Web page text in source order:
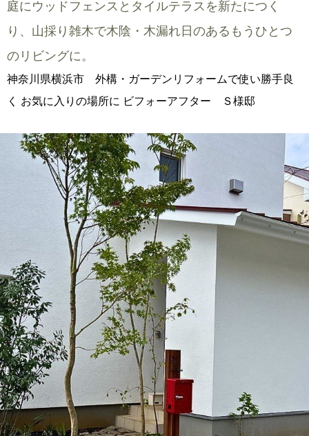
庭にウッドフェンスとタイルテラスを新たにつく
り、山採り雑木で木陰・木漏れ日のあるもうひとつ
のリビングに。
神奈川県横浜市 外構・ガーデンリフォームで使い勝手良
く お気に入りの場所に ビフォーアフター Ｓ様邸